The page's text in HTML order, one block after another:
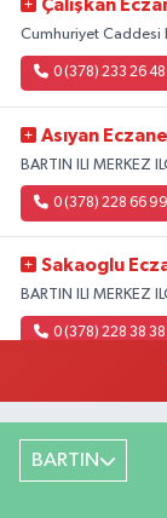
Çalışkan
Cumhuriyet Caddesi
0 (378) 233 26 48
Asıyan
BARTIN ILI MERKEZ
0 (378) 228 66 99
Sakaoglu
BARTIN ILI MERKEZ
0 (378) 228 38 38
BARTIN